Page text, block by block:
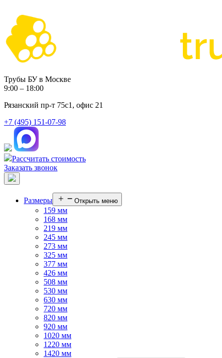
Трубы БУ в Москве
9:00 – 18:00
Рязанский пр-т 75с1, офис 21
+7 (495) 151-07-98
Рассчитать стоимость
Заказать звонок
Размеры Открыть меню
159 мм
168 мм
219 мм
245 мм
273 мм
325 мм
377 мм
426 мм
508 мм
530 мм
630 мм
720 мм
820 мм
920 мм
1020 мм
1220 мм
1420 мм